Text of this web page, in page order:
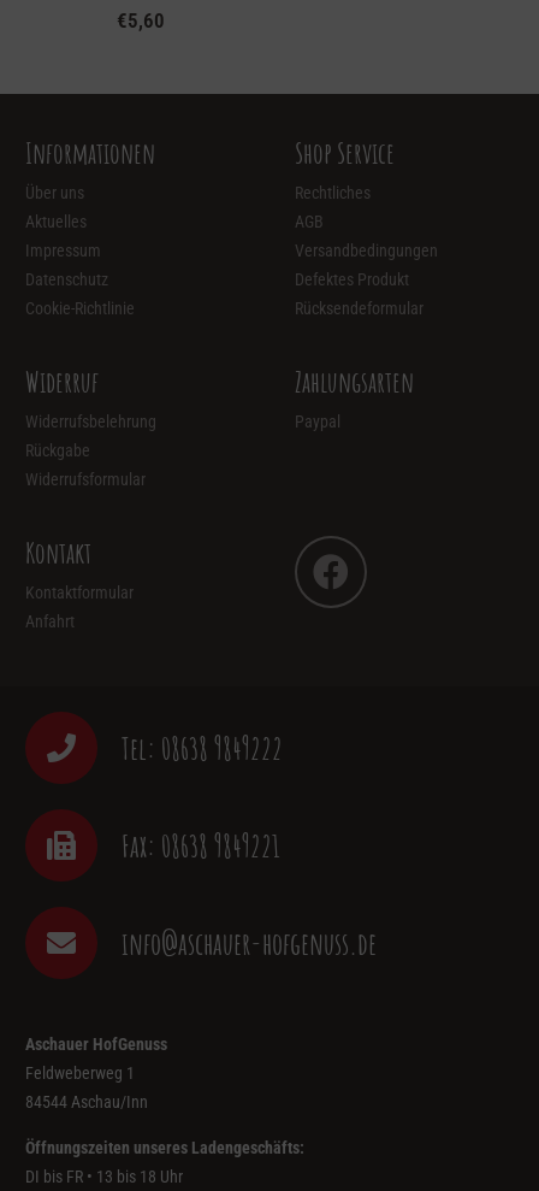
€5,60
Informationen
Über uns
Aktuelles
Impressum
Datenschutz
Cookie-Richtlinie
Shop Service
Rechtliches
AGB
Versandbedingungen
Defektes Produkt
Rücksendeformular
Widerruf
Widerrufsbelehrung
Rückgabe
Widerrufsformular
Zahlungsarten
Paypal
Kontakt
Kontaktformular
Anfahrt
Tel: 08638 9849222
Fax: 08638 9849221
info@aschauer-hofgenuss.de
Aschauer HofGenuss
Feldweberweg 1
84544 Aschau/Inn
Öffnungszeiten unseres Ladengeschäfts:
DI bis FR • 13 bis 18 Uhr